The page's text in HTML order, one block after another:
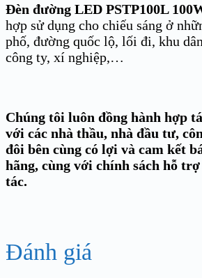
Đèn đường LED PSTP100L
hợp sử dụng cho chiếu sáng ở
phố, đường quốc lộ, lối đi, khu
công ty, xí nghiệp,…
Chúng tôi luôn đồng hành hợp
với các nhà thầu, nhà đầu tư,
đôi bên cùng có lợi và cam kết
hãng, cùng với chính sách hỗ
tác.
Đánh giá